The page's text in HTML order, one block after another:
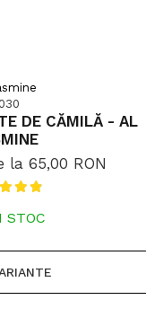
DE CĂMILĂ - AL
la 65,00 RON
STOC